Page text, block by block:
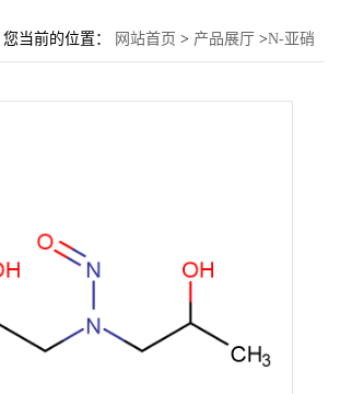
您当前的位置： 网站首页 > 产品展厅 >N-亚硝